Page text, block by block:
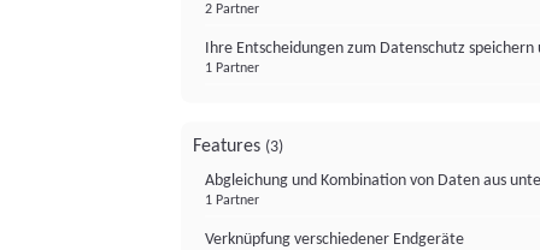
2 Partner
Ihre Entscheidungen zum Datenschutz
1 Partner
Features (3)
Abgleichung und Kombination von Daten aus
1 Partner
Verknüpfung verschiedener Endgeräte